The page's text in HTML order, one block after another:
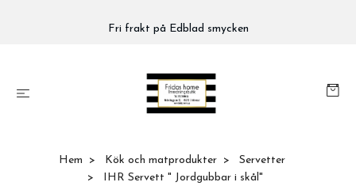
Fri frakt på Edblad smycken
Hem Kök och matprodukter
Servetter
IHR Servett " Jordgubbar i skål"